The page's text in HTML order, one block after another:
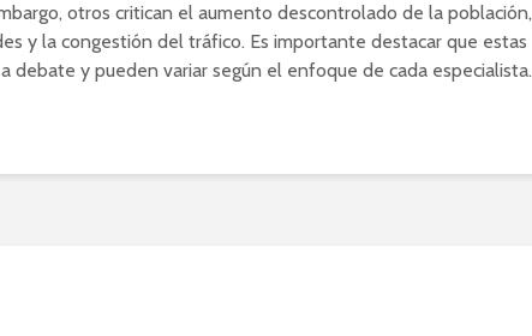
otros critican el aumento descontrolado de la población,
y la congestión del tráfico. Es importante destacar que estas
debate y pueden variar según el enfoque de cada especialista.